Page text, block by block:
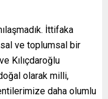
İttifaka
ve toplumsal bir
Kılıçdaroğlu
olarak milli,
daha olumlu